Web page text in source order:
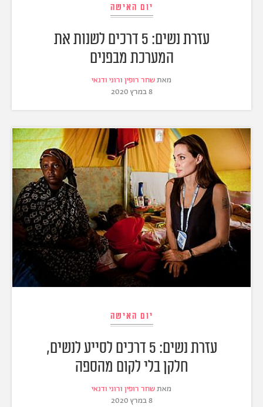
יום האישה
עזרת נשים: 5 דרכים לשנות את
המערכת מבפנים
מאתשחר רופין ורוני ודנאי
8 במרץ 2020
יום האישה
עזרת נשים: 5 דרכים לסייע לנשים,
חלקן בלי לקום מהספה
מאתשחר רופין ורוני ודנאי
8 במרץ 2020